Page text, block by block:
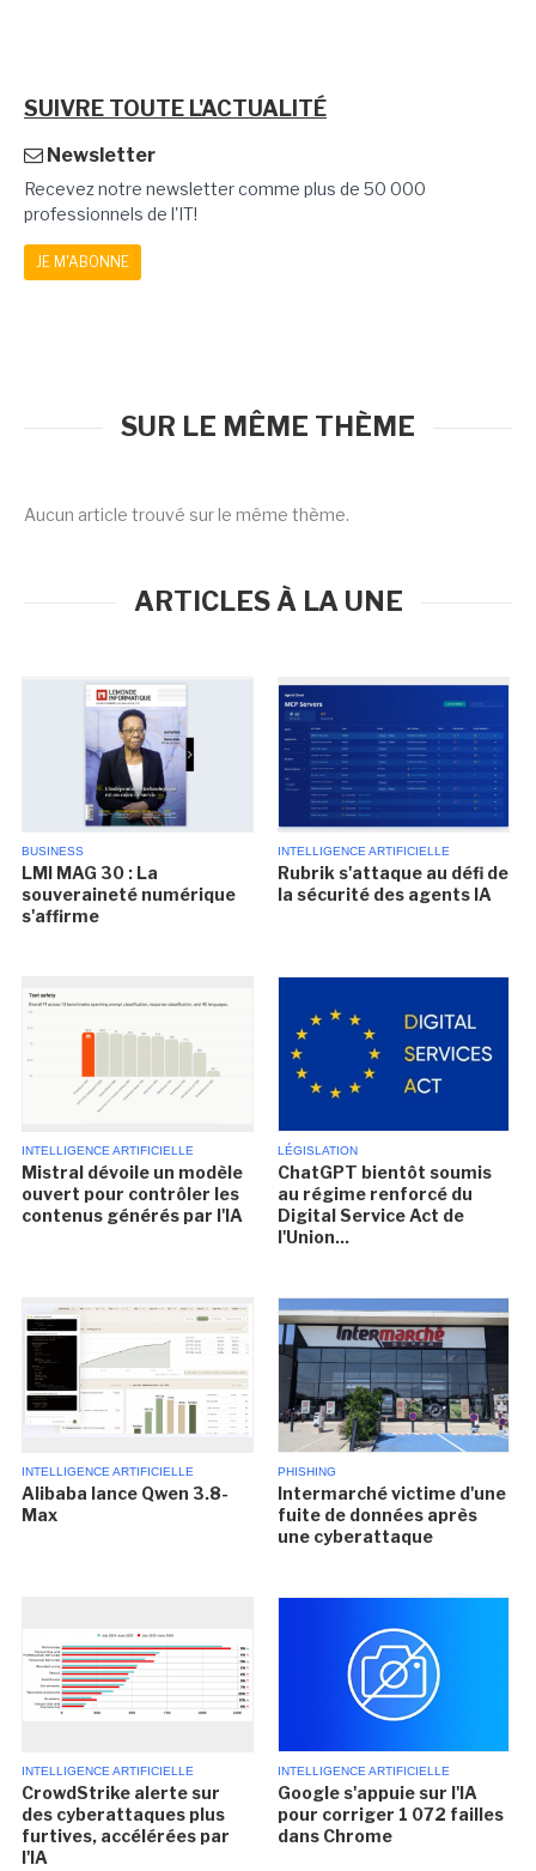
SUIVRE TOUTE L'ACTUALITÉ
Newsletter
Recevez notre newsletter comme plus de 50 000
professionnels de l'IT!
JE M'ABONNE
SUR LE MÊME THÈME
Aucun article trouvé sur le même thème.
ARTICLES À LA UNE
BUSINESS
LMI MAG 30 : La
souveraineté numérique
s'affirme
INTELLIGENCE ARTIFICIELLE
Rubrik s'attaque au défi de
la sécurité des agents IA
INTELLIGENCE ARTIFICIELLE
Mistral dévoile un modèle
ouvert pour contrôler les
contenus générés par l'IA
LÉGISLATION
ChatGPT bientôt soumis
au régime renforcé du
Digital Service Act de
l'Union...
INTELLIGENCE ARTIFICIELLE
Alibaba lance Qwen 3.8-
Max
PHISHING
Intermarché victime d'une
fuite de données après
une cyberattaque
INTELLIGENCE ARTIFICIELLE
CrowdStrike alerte sur
des cyberattaques plus
furtives, accélérées par
l'IA
INTELLIGENCE ARTIFICIELLE
Google s'appuie sur l'IA
pour corriger 1 072 failles
dans Chrome